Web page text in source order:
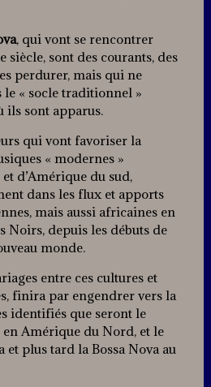
, qui vont se rencontrer
sont des courants, des
perdurer, mais qui ne
« socle traditionnel »
ils sont apparus.
qui vont favoriser la
« modernes »
d’Amérique du sud,
dans les flux et apports
mais aussi africaines en
Noirs, depuis les débuts de
monde.
entre ces cultures et
finira par engendrer vers la
identifiés que seront le
en Amérique du Nord, et le
et plus tard la Bossa Nova au